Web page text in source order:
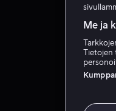
Me ja
Tietojen